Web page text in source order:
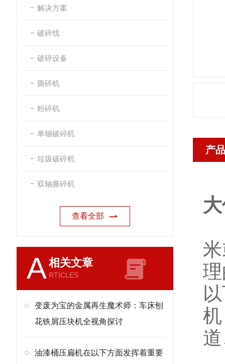
解决方案
破碎线
破碎设备
撕碎机
粉碎机
单轴破碎机
垃圾破碎机
双轴撕碎机
查看全部
A相关文章
RTICLES
变废为宝的金属再生魔术师：车床刨
花铁屑压块机全视角探讨
油漆桶压扁机在以下方面发挥着重要
产